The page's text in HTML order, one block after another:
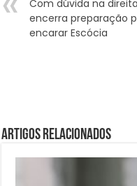
Com dúvida na
encerra preparação
encarar Escócia
Artigos Relacionados